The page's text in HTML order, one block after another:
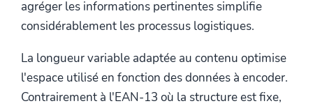
agréger les informations pertinentes simplifie
considérablement les processus logistiques.
La longueur variable adaptée au contenu optimise
l'espace utilisé en fonction des données à encoder.
Contrairement à l'EAN-13 où la structure est fixe,